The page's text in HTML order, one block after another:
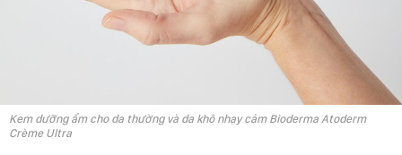
Kem dưỡng ẩm cho da thường và da khô nhạy cảm Bioderma Atoderm
Crème Ultra